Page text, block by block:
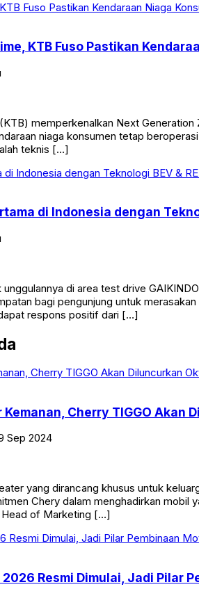
KTB Fuso Pastikan
memperkenalkan Next
niaga konsumen tetap
teknis […]
di Indonesia dengan
di area test drive
bagi pengunjung untuk
respons positif dari […]
Cherry TIGGO Akan
Sep 2024
yang dirancang khusus untuk
Chery dalam menghadirkan
Head of Marketing […]
2026 Resmi Dimulai, Jadi Pilar